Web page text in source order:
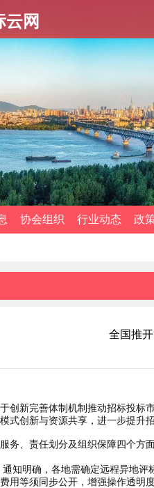
云网
协会组织 行业动态 政
全国推
创新完善体制机制推动招标投标
式创新与资源共享，进一步提升
务、责任划分及组织保障四个方
通知明确，各地需确定远程异地评
用等须同步公开，增强操作透明